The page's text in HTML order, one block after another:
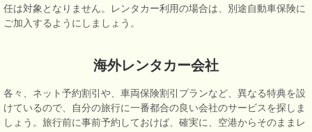
任は対象となりません。レンタカー利用の場合は、別途自動車保険に
ご加入するようにしましょう。
海外レンタカー会社
各々、ネット予約割引や、車両保険割引プランなど、異なる特典を設
けているので、自分の旅行に一番都合の良い会社のサービスを探しま
しょう。旅行前に事前予約しておけば、確実に、空港からそのままレ